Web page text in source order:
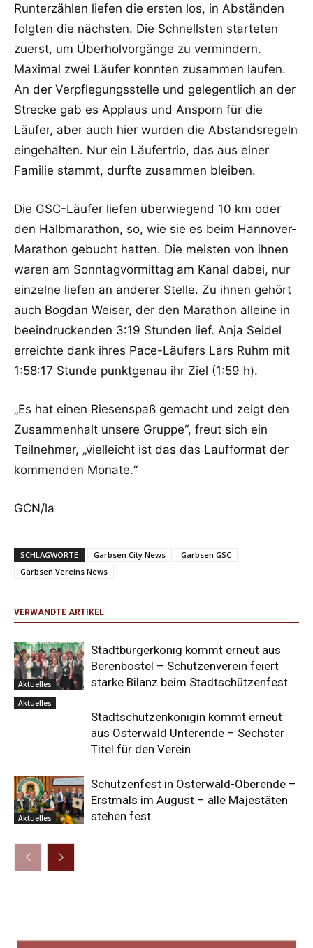
Runterzählen liefen die ersten los, in Abständen
folgten die nächsten. Die Schnellsten starteten
zuerst, um Überholvorgänge zu vermindern.
Maximal zwei Läufer konnten zusammen laufen.
An der Verpflegungsstelle und gelegentlich an der
Strecke gab es Applaus und Ansporn für die
Läufer, aber auch hier wurden die Abstandsregeln
eingehalten. Nur ein Läufertrio, das aus einer
Familie stammt, durfte zusammen bleiben.
Die GSC-Läufer liefen überwiegend 10 km oder
den Halbmarathon, so, wie sie es beim Hannover-
Marathon gebucht hatten. Die meisten von ihnen
waren am Sonntagvormittag am Kanal dabei, nur
einzelne liefen an anderer Stelle. Zu ihnen gehört
auch Bogdan Weiser, der den Marathon alleine in
beeindruckenden 3:19 Stunden lief. Anja Seidel
erreichte dank ihres Pace-Läufers Lars Ruhm mit
1:58:17 Stunde punktgenau ihr Ziel (1:59 h).
„Es hat einen Riesenspaß gemacht und zeigt den
Zusammenhalt unsere Gruppe“, freut sich ein
Teilnehmer, „vielleicht ist das das Laufformat der
kommenden Monate.“
GCN/la
SCHLAGWORTE Garbsen City News
Garbsen GSC
Garbsen Vereins News
VERWANDTE ARTIKEL
Aktuelles
Stadtbürgerkönig kommt erneut aus
Berenbostel – Schützenverein feiert
starke Bilanz beim Stadtschützenfest
Aktuelles
Stadtschützenkönigin kommt erneut
aus Osterwald Unterende – Sechster
Titel für den Verein
Aktuelles
Schützenfest in Osterwald-Oberende –
Erstmals im August – alle Majestäten
stehen fest